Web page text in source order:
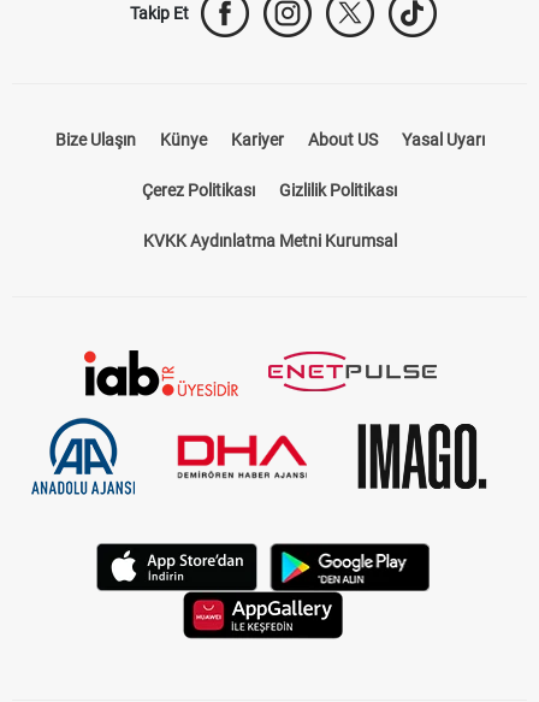
Takip Et
Bize Ulaşın Künye Kariyer About US Yasal Uyarı
Çerez Politikası Gizlilik Politikası
KVKK Aydınlatma Metni Kurumsal